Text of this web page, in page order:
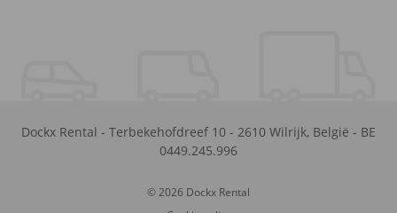
Dockx Rental - Terbekehofdreef 10 - 2610 Wilrijk, België - BE
0449.245.996
© 2026 Dockx Rental